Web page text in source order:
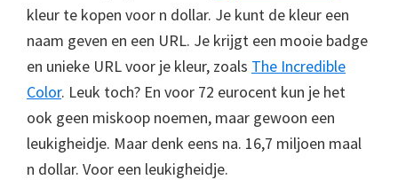
kleur te kopen voor n dollar. Je kunt de kleur een
naam geven en een URL. Je krijgt een mooie badge
en unieke URL voor je kleur, zoals The Incredible
Color. Leuk toch? En voor 72 eurocent kun je het
ook geen miskoop noemen, maar gewoon een
leukigheidje. Maar denk eens na. 16,7 miljoen maal
n dollar. Voor een leukigheidje.